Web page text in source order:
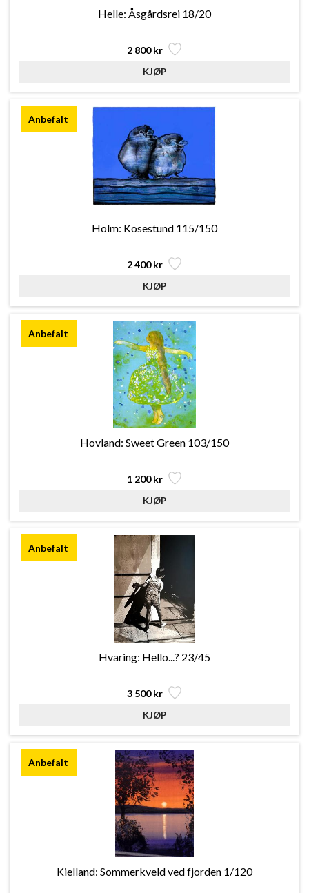
Helle: Åsgårdsrei 18/20
2 800 kr
Holm: Kosestund 115/150
2 400 kr
Hovland: Sweet Green 103/150
1 200 kr
Hvaring: Hello...? 23/45
3 500 kr
Kielland: Sommerkveld ved fjorden 1/120